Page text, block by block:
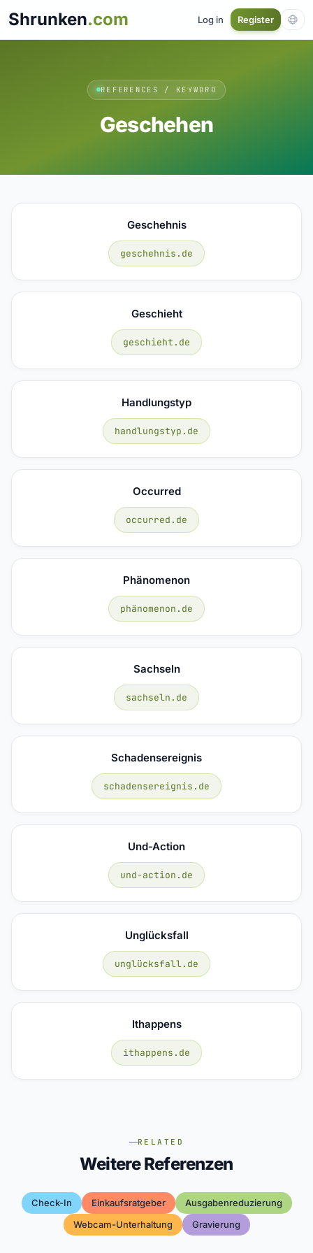
Shrunken.com Log in Register
REFERENCES / KEYWORD
Geschehen
Geschehnis
geschehnis.de
Geschieht
geschieht.de
Handlungstyp
handlungstyp.de
Occurred
occurred.de
Phänomenon
phänomenon.de
Sachseln
sachseln.de
Schadensereignis
schadensereignis.de
Und-Action
und-action.de
Unglücksfall
unglücksfall.de
Ithappens
ithappens.de
RELATED
Weitere Referenzen
Check-In Einkaufsratgeber
Ausgabenreduzierung
Webcam-Unterhaltung
Gravierung